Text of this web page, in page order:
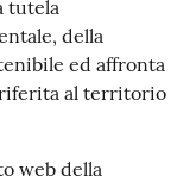
tutela
della
ed affronta
al territorio
web della